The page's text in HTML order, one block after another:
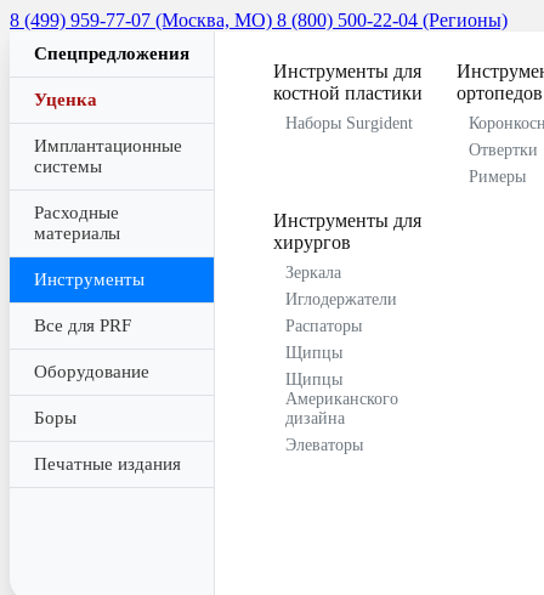
8 (499) 959-77-07 (Москва, МО) 8 (800) 500-22-04 (Регионы)
Спецпредложения
Уценка
Имплантационные
системы
Расходные
материалы
Инструменты
Все для PRF
Оборудование
Боры
Печатные издания
Инструменты для
костной пластики
Наборы Surgident
ортопедов
Отвертки
Римеры
Инструменты для
хирургов
Зеркала
Иглодержатели
Распаторы
Щипцы
Щипцы
Американского
дизайна
Элеваторы